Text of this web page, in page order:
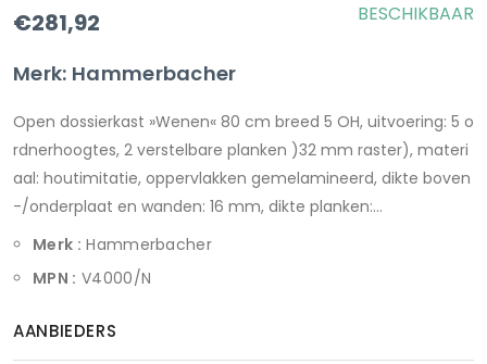
€281,92
Merk: Hammerbacher
BESCHIKBAAR
Open dossierkast »Wenen« 80 cm breed 5 OH, uitvoering: 5 o
rdnerhoogtes, 2 verstelbare planken )32 mm raster), materi
aal: houtimitatie, oppervlakken gemelamineerd, dikte boven
-/onderplaat en wanden: 16 mm, dikte planken:...
Merk : Hammerbacher
MPN : V4000/N
AANBIEDERS